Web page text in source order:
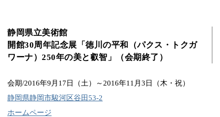
静岡県立美術館
開館30周年記念展「徳川の平和（パクス・トクガ
ワーナ）250年の美と叡智」（会期終了）
会期/2016年9月17日（土）～2016年11月3日（木・祝）
静岡県静岡市駿河区谷田53-2
ホームページ